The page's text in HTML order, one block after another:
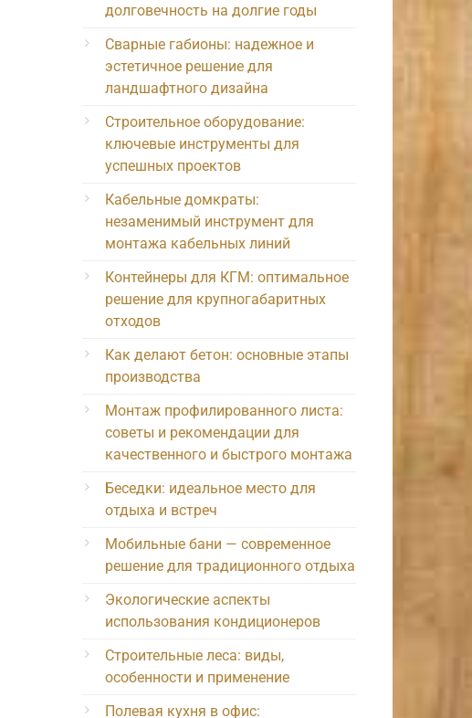
долговечность на долгие годы
Сварные габионы: надежное и
эстетичное решение для
ландшафтного дизайна
Строительное оборудование:
ключевые инструменты для
успешных проектов
Кабельные домкраты:
незаменимый инструмент для
монтажа кабельных линий
Контейнеры для КГМ: оптимальное
решение для крупногабаритных
отходов
Как делают бетон: основные этапы
производства
Монтаж профилированного листа:
советы и рекомендации для
качественного и быстрого монтажа
Беседки: идеальное место для
отдыха и встреч
Мобильные бани — современное
решение для традиционного отдыха
Экологические аспекты
использования кондиционеров
Строительные леса: виды,
особенности и применение
Полевая кухня в офис: